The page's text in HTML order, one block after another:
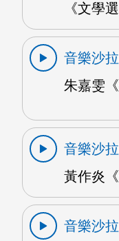
《文學
音樂沙
朱嘉雯
音樂沙
黃作炎
音樂沙